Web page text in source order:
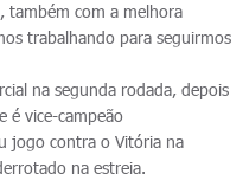
também com a melhora
trabalhando para seguirmos
na segunda rodada, depois
é vice-campeão
jogo contra o Vitória na
na estreia.